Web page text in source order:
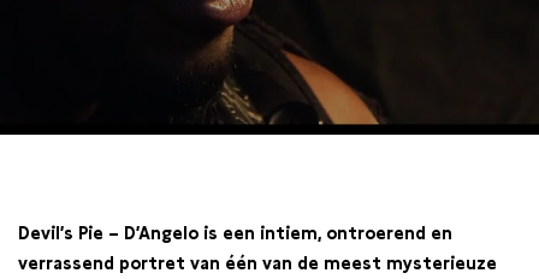
Devil’s Pie – D’Angelo is een intiem, ontroerend en
verrassend portret van één van de meest mysterieuze